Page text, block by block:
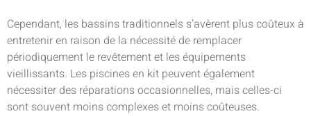
Cependant, les bassins traditionnels s’avèrent plus coûteux à
entretenir en raison de la nécessité de remplacer
périodiquement le revêtement et les équipements
vieillissants. Les piscines en kit peuvent également
nécessiter des réparations occasionnelles, mais celles-ci
sont souvent moins complexes et moins coûteuses.